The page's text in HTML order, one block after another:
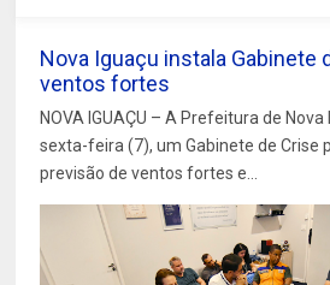
Nova Iguaçu instala Gabinete
ventos fortes
NOVA IGUAÇU – A Prefeitura de
sexta-feira (7), um Gabinete de Crise
previsão de ventos fortes e...